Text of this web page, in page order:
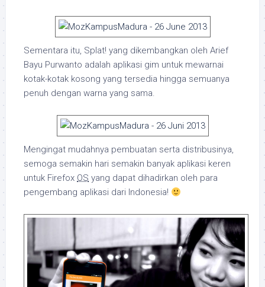
Sementara itu, Splat! yang dikembangkan oleh Arief
Bayu Purwanto adalah aplikasi gim untuk mewarnai
kotak-kotak kosong yang tersedia hingga semuanya
penuh dengan warna yang sama.
Mengingat mudahnya pembuatan serta distribusinya,
semoga semakin hari semakin banyak aplikasi keren
untuk Firefox OS yang dapat dihadirkan oleh para
pengembang aplikasi dari Indonesia!